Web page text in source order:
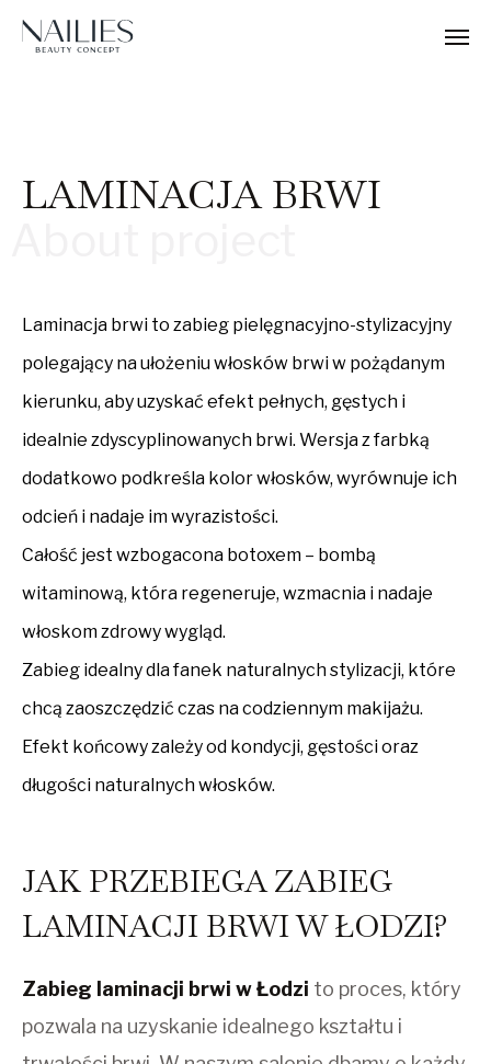
LAMINACJA BRWI
Laminacja brwi to zabieg pielęgnacyjno-stylizacyjny
polegający na ułożeniu włosków brwi w pożądanym
kierunku, aby uzyskać efekt pełnych, gęstych i
idealnie zdyscyplinowanych brwi. Wersja z farbką
dodatkowo podkreśla kolor włosków, wyrównuje ich
odcień i nadaje im wyrazistości.
Całość jest wzbogacona botoxem – bombą
witaminową, która regeneruje, wzmacnia i nadaje
włoskom zdrowy wygląd.
Zabieg idealny dla fanek naturalnych stylizacji, które
chcą zaoszczędzić czas na codziennym makijażu.
Efekt końcowy zależy od kondycji, gęstości oraz
długości naturalnych włosków.
JAK PRZEBIEGA ZABIEG
LAMINACJI BRWI W ŁODZI?
Zabieg laminacji brwi w Łodzi to proces, który
pozwala na uzyskanie idealnego kształtu i